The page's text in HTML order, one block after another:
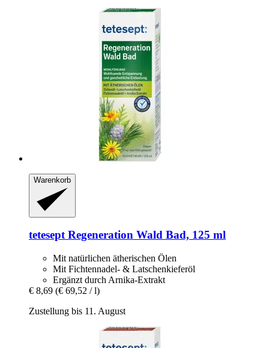
Warenkorb
teteseptRegeneration Wald Bad, 125 ml
Mit natürlichen ätherischen Ölen
Mit Fichtennadel- & Latschenkieferöl
Ergänzt durch Arnika-Extrakt
€ 8,69 (€ 69,52 / l)
Zustellung bis 11. August